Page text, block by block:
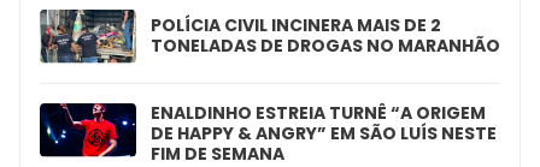
POLÍCIA CIVIL INCINERA MAIS DE 2
TONELADAS DE DROGAS NO MARANHÃO
ENALDINHO ESTREIA TURNÊ “A ORIGEM
DE HAPPY & ANGRY” EM SÃO LUÍS NESTE
FIM DE SEMANA